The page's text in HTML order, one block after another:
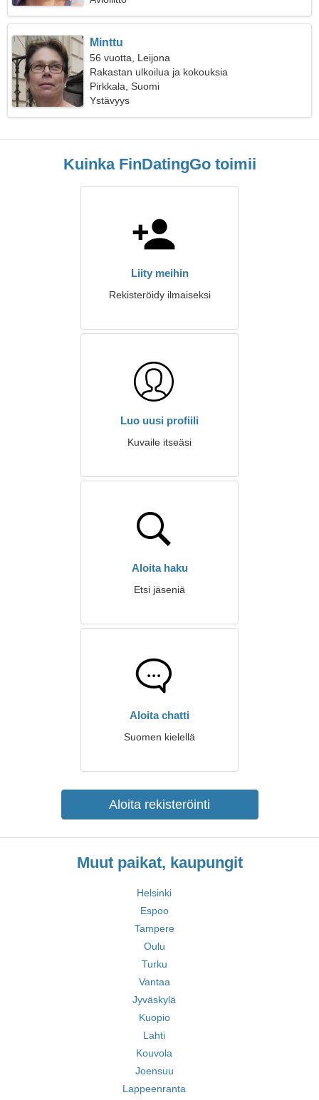
Minttu
56 vuotta, Leijona
Rakastan ulkoilua ja kokouksia
Pirkkala, Suomi
Ystävyys
Kuinka FinDatingGo toimii
Liity meihin
Rekisteröidy ilmaiseksi
Luo uusi profiili
Kuvaile itseäsi
Aloita haku
Etsi jäseniä
Aloita chatti
Suomen kielellä
Aloita rekisteröinti
Muut paikat, kaupungit
Helsinki
Espoo
Tampere
Oulu
Turku
Vantaa
Jyväskylä
Kuopio
Lahti
Kouvola
Joensuu
Lappeenranta